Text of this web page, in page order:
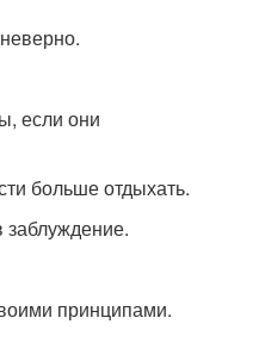
если они
больше отдыхать.
заблуждение.
принципами.